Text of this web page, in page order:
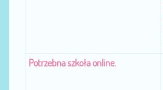
Potrzebna szkoła online.